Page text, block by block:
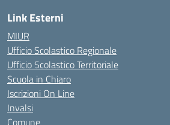
Link Esterni
MIUR
Ufficio Scolastico Regionale
Ufficio Scolastico Territoriale
Scuola in Chiaro
Iscrizioni On Line
Invalsi
Comune